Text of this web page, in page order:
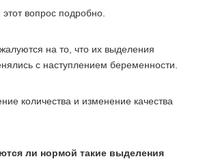
вопрос подробно.
на то, что их выделения
с наступлением беременности.
количества и изменение качества
ли нормой такие выделения